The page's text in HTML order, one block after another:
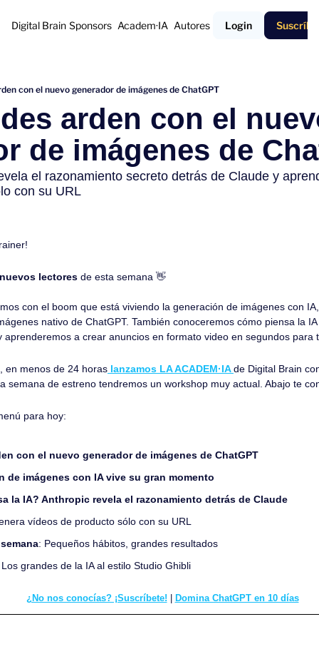
Digital Brain Sponsors Academ·IA Autores Login
con el nuevo generador de imágenes de ChatGPT
arden con el
de imágenes de
el razonamiento secreto detrás de Claude y
con su URL
lectores de esta semana 👋
con el boom que está viviendo la generación de imágenes con
nativo de ChatGPT. También conoceremos cómo piensa la
aprenderemos a crear anuncios en formato video en segundos para
en menos de 24 horas lanzamos LA ACADEM·IA de Digital Brain
semana de estreno tendremos un workshop muy actual. Abajo te
para hoy:
con el nuevo generador de imágenes de ChatGPT
de imágenes con IA vive su gran momento
la IA? Anthropic revela el razonamiento detrás de Claude
vídeos de producto sólo con su URL
: Pequeños hábitos, grandes resultados
Los grandes de la IA al estilo Studio Ghibli
¿No nos conocías? ¡Suscríbete! Domina ChatGPT en 10 días